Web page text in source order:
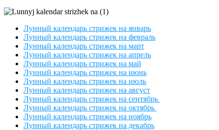
Лунный календарь стрижек на январь
Лунный календарь стрижек на февраль
Лунный календарь стрижек на март
Лунный календарь стрижек на апрель
Лунный календарь стрижек на май
Лунный календарь стрижек на июнь
Лунный календарь стрижек на июль
Лунный календарь стрижек на август
Лунный календарь стрижек на сентябрь
Лунный календарь стрижек на октябрь
Лунный календарь стрижек на ноябрь
Лунный календарь стрижек на декабрь